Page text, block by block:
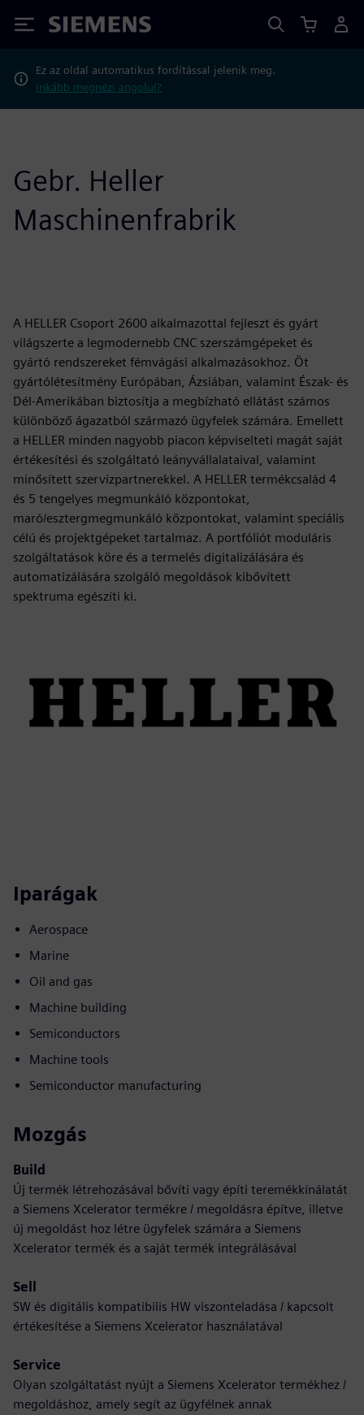
Siemens
Ez az oldal automatikus fordítással jelenik meg.
Inkább megnézi angolul?
Gebr. Heller
Maschinenfrabrik
A HELLER Csoport 2600 alkalmazottal fejleszt és gyárt
világszerte a legmodernebb CNC szerszámgépeket és
gyártó rendszereket fémvágási alkalmazásokhoz. Öt
gyártólétesítmény Európában, Ázsiában, valamint Észak- és
Dél-Amerikában biztosítja a megbízható ellátást számos
különböző ágazatból származó ügyfelek számára. Emellett
a HELLER minden nagyobb piacon képviselteti magát saját
értékesítési és szolgáltató leányvállalataival, valamint
minősített szervizpartnerekkel. A HELLER termékcsalád 4
és 5 tengelyes megmunkáló központokat,
maró/esztergmegmunkáló központokat, valamint speciális
célú és projektgépeket tartalmaz. A portfóliót moduláris
szolgáltatások köre és a termelés digitalizálására és
automatizálására szolgáló megoldások kibővített
spektruma egészíti ki.
Iparágak
Aerospace
Marine
Oil and gas
Machine building
Semiconductors
Machine tools
Semiconductor manufacturing
Mozgás
Build
Új termék létrehozásával bővíti vagy építi teremékkínálatát
a Siemens Xcelerator termékre / megoldásra építve, illetve
új megoldást hoz létre ügyfelek számára a Siemens
Xcelerator termék és a saját termék integrálásával
Sell
SW és digitális kompatibilis HW viszonteladása / kapcsolt
értékesítése a Siemens Xcelerator használatával
Service
Olyan szolgáltatást nyújt a Siemens Xcelerator termékhez /
megoldáshoz, amely segít az ügyfélnek annak